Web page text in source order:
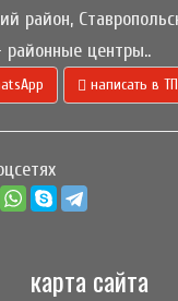
район,
районные центры..
написать в ТП
карта сайта